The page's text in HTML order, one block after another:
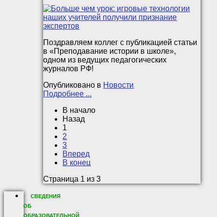
Поздравляем коллег с публикацией статьи
в «Преподавание истории в школе»,
одном из ведущих педагогических
журналов РФ!
Опубликовано в Новости
Подробнее ...
В начало
Назад
1
2
3
Вперед
В конец
Страница 1 из 3
СВЕДЕНИЯ
ОБ
ОБРАЗОВАТЕЛЬНОЙ